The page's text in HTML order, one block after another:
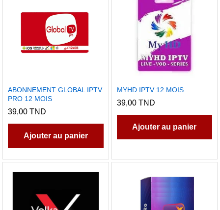
ABONNEMENT GLOBAL IPTV
PRO 12 MOIS
39,00 TND
Ajouter au panier
MYHD IPTV 12 MOIS
39,00 TND
Ajouter au panier